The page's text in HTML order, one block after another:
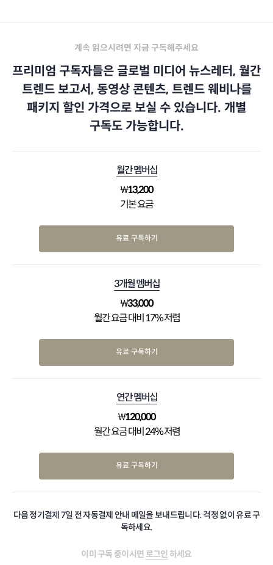
계속 읽으시려면 지금 구독해주세요
프리미엄 구독자들은 글로벌 미디어 뉴스레터, 월간
트렌드 보고서, 동영상 콘텐츠, 트렌드 웨비나를
패키지 할인 가격으로 보실 수 있습니다. 개별
구독도 가능합니다.
월간 멤버십
₩13,200
기본 요금
유료 구독하기
3개월 멤버십
₩33,000
월간 요금 대비 17% 저렴
유료 구독하기
연간 멤버십
₩120,000
월간 요금 대비 24% 저렴
유료 구독하기
다음 정기결제 7일 전 자동결제 안내 메일을 보내드립니다. 걱정 없이 유료 구
독하세요.
이미 구독 중이시면 로그인 하세요